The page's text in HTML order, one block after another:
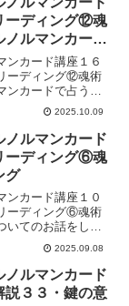
ーディング⑫魂
ノルマンカード
え
ンカード講座１６
ーディング⑫魂術
カードで占うと
お話をしていきま
2025.10.09
ノルマンカード
ーディング⑥魂
グ
ンカード講座１０
ーディング⑥魂術
いてのお話をして
2025.09.08
ノルマンカード
説３３・鍵の意